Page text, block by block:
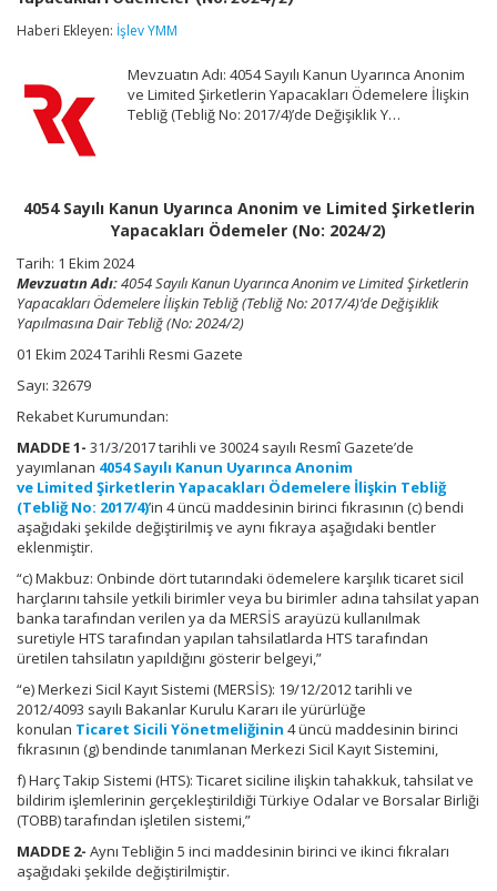
ve
Şirketlerin
Yapacakları
Ödemeler
2024/2)
Haberi Ekleyen: İşlev YMM
Mevzuatın Adı: 4054 Sayılı Kanun Uyarınca Anonim
ve Limited Şirketlerin Yapacakları Ödemelere İlişkin
Tebliğ (Tebliğ No: 2017/4)’de Değişiklik Y…
4054 Sayılı Kanun Uyarınca Anonim ve Limited Şirketlerin
Yapacakları Ödemeler (No: 2024/2)
Tarih: 1 Ekim 2024
Mevzuatın Adı:4054 Sayılı Kanun Uyarınca Anonim ve Limited Şirketlerin
Yapacakları Ödemelere İlişkin Tebliğ (Tebliğ No: 2017/4)’de Değişiklik
Yapılmasına Dair Tebliğ (No: 2024/2)
01 Ekim 2024 Tarihli Resmi Gazete
Sayı: 32679
Rekabet Kurumundan:
MADDE 1- 31/3/2017 tarihli ve 30024 sayılı Resmî Gazete’de
yayımlanan 4054 Sayılı Kanun Uyarınca Anonim
ve Limited Şirketlerin Yapacakları Ödemelere İlişkin Tebliğ
(Tebliğ No: 2017/4)’in 4 üncü maddesinin birinci fıkrasının (c) bendi
aşağıdaki şekilde değiştirilmiş ve aynı fıkraya aşağıdaki bentler
eklenmiştir.
“c) Makbuz: Onbinde dört tutarındaki ödemelere karşılık ticaret sicil
harçlarını tahsile yetkili birimler veya bu birimler adına tahsilat yapan
banka tarafından verilen ya da MERSİS arayüzü kullanılmak
suretiyle HTS tarafından yapılan tahsilatlarda HTS tarafından
üretilen tahsilatın yapıldığını gösterir belgeyi,”
“e) Merkezi Sicil Kayıt Sistemi (MERSİS): 19/12/2012 tarihli ve
2012/4093 sayılı Bakanlar Kurulu Kararı ile yürürlüğe
konulan Ticaret Sicili Yönetmeliğinin 4 üncü maddesinin birinci
fıkrasının (g) bendinde tanımlanan Merkezi Sicil Kayıt Sistemini,
f) Harç Takip Sistemi (HTS): Ticaret siciline ilişkin tahakkuk, tahsilat ve
bildirim işlemlerinin gerçekleştirildiği Türkiye Odalar ve Borsalar Birliği
(TOBB) tarafından işletilen sistemi,”
MADDE 2- Aynı Tebliğin 5 inci maddesinin birinci ve ikinci fıkraları
aşağıdaki şekilde değiştirilmiştir.